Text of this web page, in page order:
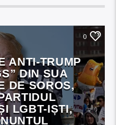
0
ANTI-TRUMP
DIN SUA
DE SOROS,
LGBT-IȘTI,